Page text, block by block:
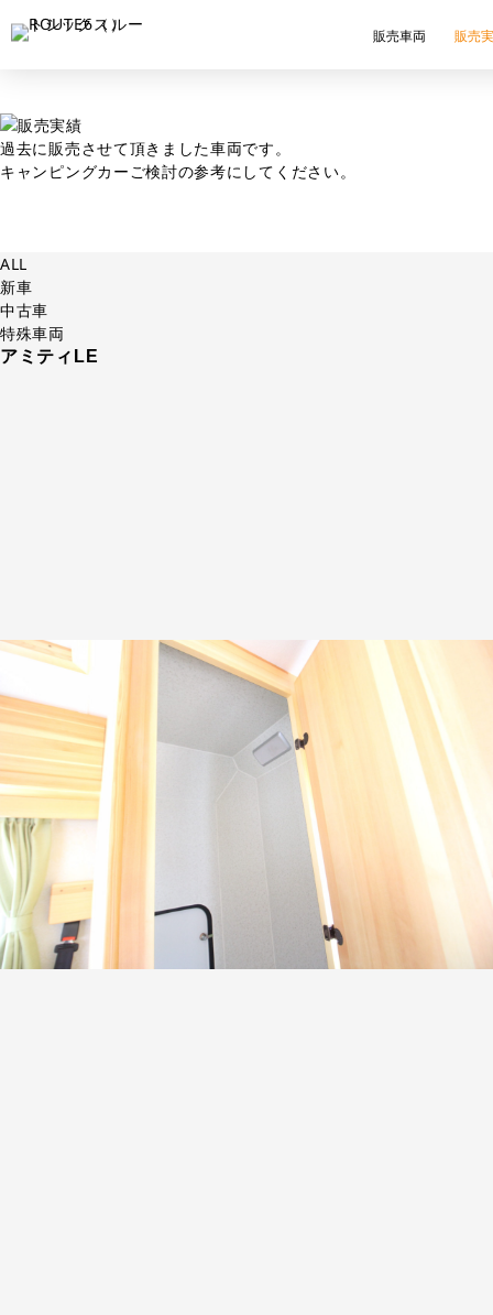
販売車両 販売
過去に販売させて頂きました車両です。
キャンピングカーご検討の参考にしてください。
ALL
新車
中古車
特殊車両
アミティLE